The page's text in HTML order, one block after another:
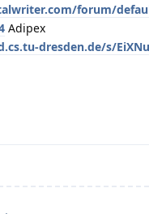
forum/
Adipex
dresden.de/s/